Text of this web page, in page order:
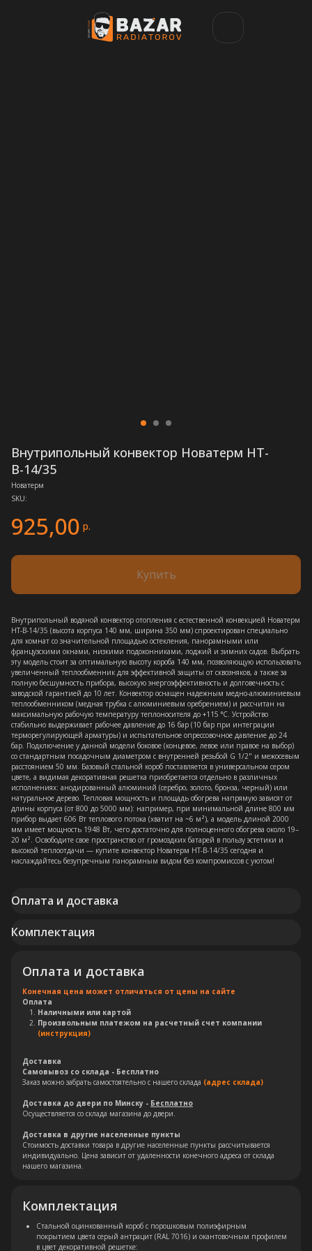
Внутрипольный конвектор Новатерм НТ-
В-14/35
Новатерм
SKU:
925,00 р.
Купить
Внутрипольный водяной конвектор отопления с естественной конвекцией Новатерм
НТ-В-14/35 (высота корпуса 140 мм, ширина 350 мм) спроектирован специально
для комнат со значительной площадью остекления, панорамными или
французскими окнами, низкими подоконниками, лоджий и зимних садов. Выбрать
эту модель стоит за оптимальную высоту короба 140 мм, позволяющую использовать
увеличенный теплообменник для эффективной защиты от сквозняков, а также за
полную бесшумность прибора, высокую энергоэффективность и долговечность с
заводской гарантией до 10 лет. Конвектор оснащен надежным медно-алюминиевым
теплообменником (медная трубка с алюминиевым оребрением) и рассчитан на
максимальную рабочую температуру теплоносителя до +115 °C. Устройство
стабильно выдерживает рабочее давление до 16 бар (10 бар при интеграции
терморегулирующей арматуры) и испытательное опрессовочное давление до 24
бар. Подключение у данной модели боковое (концевое, левое или правое на выбор)
со стандартным посадочным диаметром с внутренней резьбой G 1/2" и межосевым
расстоянием 50 мм. Базовый стальной короб поставляется в универсальном сером
цвете, а видимая декоративная решетка приобретается отдельно в различных
исполнениях: анодированный алюминий (серебро, золото, бронза, черный) или
натуральное дерево. Тепловая мощность и площадь обогрева напрямую зависят от
длины корпуса (от 800 до 5000 мм): например, при минимальной длине 800 мм
прибор выдает 606 Вт теплового потока (хватит на ~6 м²), а модель длиной 2000
мм имеет мощность 1948 Вт, чего достаточно для полноценного обогрева около 19–
20 м². Освободите свое пространство от громоздких батарей в пользу эстетики и
высокой теплоотдачи — купите конвектор Новатерм НТ-В-14/35 сегодня и
наслаждайтесь безупречным панорамным видом без компромиссов с уютом!
Оплата и доставка
Комплектация
Оплата и доставка
Конечная цена может отличаться от цены на сайте
Оплата
Наличными или картой
Произвольным платежом на расчетный счет компании
(инструкция)
Доставка
Самовывоз со склада - Бесплатно
Заказ можно забрать самостоятельно с нашего склада (адрес склада)
Доставка до двери по Минску - Бесплатно
Осуществляется со склада магазина до двери.
Доставка в другие населенные пункты
Стоимость доставки товара в другие населенные пункты рассчитывается
индивидуально. Цена зависит от удаленности конечного адреса от склада
нашего магазина.
Комплектация
Стальной оцинкованный короб с порошковым полиэфирным
покрытием цвета серый антрацит (RAL 7016) и окантовочным профилем
в цвет декоративной решетке: